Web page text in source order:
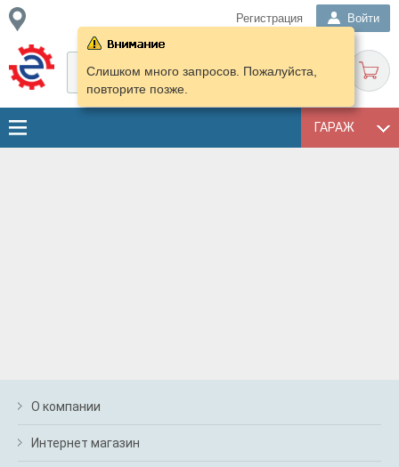
Регистрация Войти
ГАРАЖ
Слишком много запросов. Пожалуйста,
повторите позже.
О компании
Интернет магазин